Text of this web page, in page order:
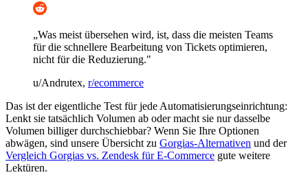
„Was meist übersehen wird, ist, dass die meisten Teams
für die schnellere Bearbeitung von Tickets optimieren,
nicht für die Reduzierung."
u/Andrutex, r/ecommerce
Das ist der eigentliche Test für jede Automatisierungseinrichtung:
Lenkt sie tatsächlich Volumen ab oder macht sie nur dasselbe
Volumen billiger durchschiebbar? Wenn Sie Ihre Optionen
abwägen, sind unsere Übersicht zu Gorgias-Alternativen und der
Vergleich Gorgias vs. Zendesk für E-Commerce gute weitere
Lektüren.